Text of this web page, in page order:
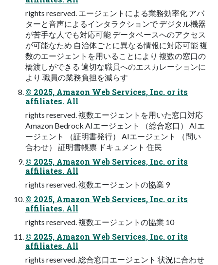
rights reserved. エージェントによる業務効率化 アバ
ターと⾳声によるインタラクションで デジタル機器
が苦⼿な⼈でも対応可能 データベースへのアクセス
が可能なため ⾃治体ごとに異なる情報に対応可能 複
数のエージェントを⽤いることにより 複数の窓⼝の
橋渡しができる 適切な職員へのエスカレーションに
より 職員の業務負担を減らす
© 2025, Amazon Web Services, Inc. or its
affiliates. All
rights reserved. 複数エージェントを⽤いた窓⼝対応
Amazon Bedrock AIエージェント （総合窓⼝） AIエ
ージェント （証明書発⾏） AIエージェント （問い
合わせ） 証明書帳票 ドキュメント 住⺠
© 2025, Amazon Web Services, Inc. or its
affiliates. All
rights reserved. 複数エージェントの協業 9
© 2025, Amazon Web Services, Inc. or its
affiliates. All
rights reserved. 複数エージェントの協業 10
© 2025, Amazon Web Services, Inc. or its
affiliates. All
rights reserved. 総合窓⼝エージェント 状況に合わせ